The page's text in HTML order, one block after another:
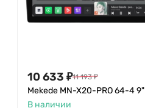
10 633 ₽11 193 ₽
Mekede MN-X20-PRO 64-4 9"
В наличии